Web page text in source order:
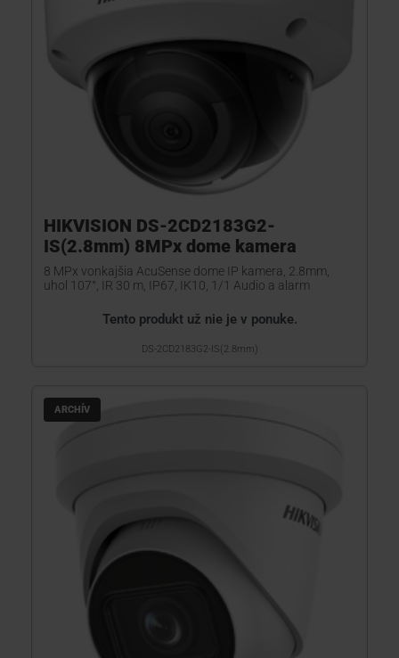
HIKVISION DS-2CD2183G2-
IS(2.8mm) 8MPx dome kamera
8 MPx vonkajšia AcuSense dome IP kamera, 2.8mm,
uhol 107°, IR 30 m, IP67, IK10, 1/1 Audio a alarm
Tento produkt už nie je v ponuke.
DS-2CD2183G2-IS(2.8mm)
ARCHÍV